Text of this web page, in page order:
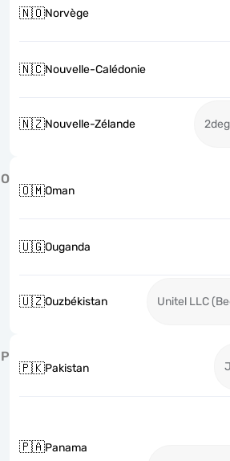
🇳🇴Norvège
🇳🇨Nouvelle-Calédonie
🇳🇿Nouvelle-Zélande
O
🇴🇲Oman
🇺🇬Ouganda
🇺🇿Ouzbékistan Unitel LLC
P
🇵🇰Pakistan
🇵🇦Panama